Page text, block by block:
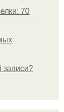
70
записи?